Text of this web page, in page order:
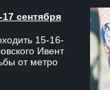
сентября
15-16-
Ивент
от метро